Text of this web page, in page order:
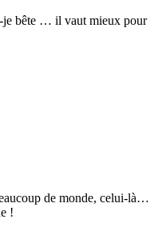
je bête … il vaut mieux pour
de monde, celui-là…
!